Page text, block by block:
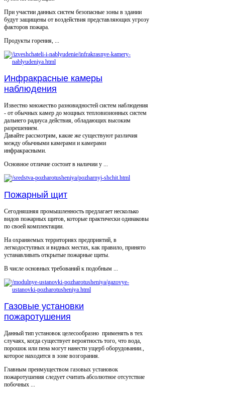
При участии данных систем безопасные зоны в здании
будут защищены от воздействия представляющих угрозу
факторов пожара.
Продукты горения, ...
Инфракрасные камеры
наблюдения
Известно множество разновидностей систем наблюдения
- от обычных камер до мощных тепловизионных систем
дальнего радиуса действия, обладающих высоким
разрешением.
Давайте рассмотрим, какие же существуют различия
между обычными камерами и камерами
инфракрасными.
Основное отличие состоит в наличии у ...
Пожарный щит
Сегодняшняя промышленность предлагает несколько
видов пожарных щитов, которые практически одинаковы
по своей комплектации.
На охраняемых территориях предприятий, в
легкодоступных и видных местах, как правило, принято
устанавливать открытые пожарные щиты.
В числе основных требований к подобным ...
Газовые установки
пожаротушения
Данный тип установок целесообразно применять в тех
случаях, когда существует вероятность того, что вода,
порошок или пена могут нанести ущерб оборудовании.,
которое находится в зоне возгорания.
Главным преимуществом газовых установок
пожаротушения следует считать абсолютное отсутствие
побочных ...